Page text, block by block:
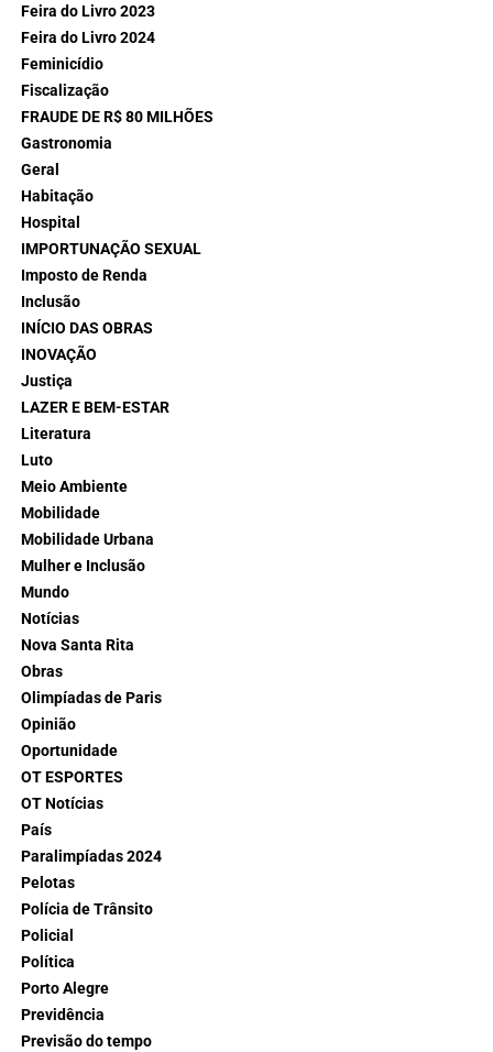
Feira do Livro 2023
Feira do Livro 2024
Feminicídio
Fiscalização
FRAUDE DE R$ 80 MILHÕES
Gastronomia
Geral
Habitação
Hospital
IMPORTUNAÇÃO SEXUAL
Imposto de Renda
Inclusão
INÍCIO DAS OBRAS
INOVAÇÃO
Justiça
LAZER E BEM-ESTAR
Literatura
Luto
Meio Ambiente
Mobilidade
Mobilidade Urbana
Mulher e Inclusão
Mundo
Notícias
Nova Santa Rita
Obras
Olimpíadas de Paris
Opinião
Oportunidade
OT ESPORTES
OT Notícias
País
Paralimpíadas 2024
Pelotas
Polícia de Trânsito
Policial
Política
Porto Alegre
Previdência
Previsão do tempo